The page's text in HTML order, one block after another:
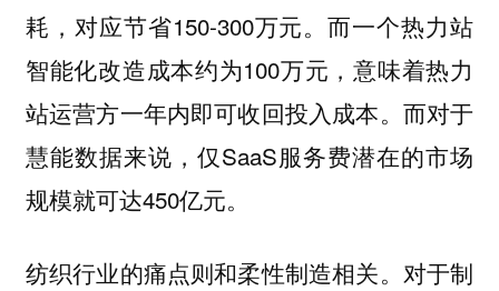
耗，对应节省150-300万元。而一个热力站
智能化改造成本约为100万元，意味着热力
站运营方一年内即可收回投入成本。而对于
慧能数据来说，仅SaaS服务费潜在的市场
规模就可达450亿元。
纺织行业的痛点则和柔性制造相关。对于制